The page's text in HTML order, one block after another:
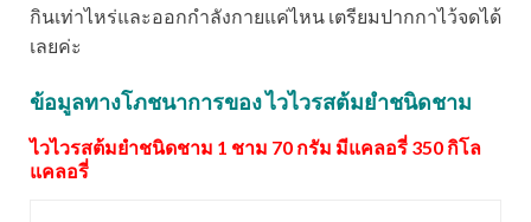
กินเท่าไหร่และออกกำลังกายแค่ไหน เตรียมปากกาไว้จดได้
เลยค่ะ
ข้อมูลทางโภชนาการของ ไวไวรสต้มยำชนิดชาม
ไวไวรสต้มยำชนิดชาม 1 ชาม 70 กรัม มีแคลอรี่ 350 กิโล
แคลอรี่